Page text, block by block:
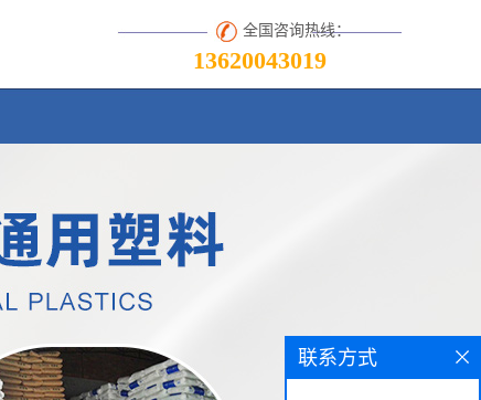
全国咨询热线：
13620043019
联系方式